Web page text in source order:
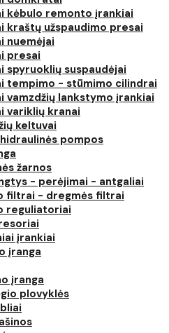
kėbulo remonto įrankiai
kraštų užspaudimo presai
nuemėjai
presai
spyruoklių suspaudėjai
tempimo - stūmimo cilindrai
vamzdžių lankstymo įrankiai
variklių kranai
keltuvai
pompos
žarnos
- perėjimai - antgaliai
filtrai - dregmės filtrai
reguliatoriai
įrankiai
įranga
įranga
plovyklės